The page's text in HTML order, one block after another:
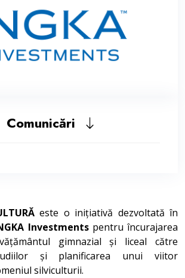
Comunicări
este o inițiativă dezvoltată în
Investmentspentru încurajarea
gimnazial și liceal către
și planificarea unui viitor
silviculturii.